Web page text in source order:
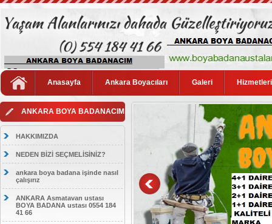
Anasayfa Ankara Boyacıları Galeri
ANKARA BOYA BADANACIM
HAKKIMIZDA
NEDEN BİZİ SEÇMELİSİNİZ?
ankara boya badana işinde nasıl
çalışırız
ANKARA Asmatavan ustası
BOYA BADANA ustası 0554 184
41 66